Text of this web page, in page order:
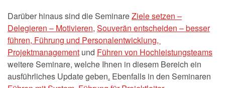
Darüber hinaus sind die SeminareZiele setzen –
Delegieren – Motivieren, Souverän entscheiden – besser
führen, Führung und Personalentwicklung,
Projektmanagement und Führen von Hochleistungsteams
weitere Seminare, welche Ihnen in diesem Bereich ein
ausführliches Update geben. Ebenfalls in den Seminaren